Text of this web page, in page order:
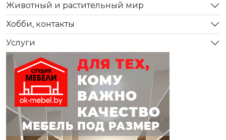
Животный и растительный мир
Хобби, контакты
Услуги